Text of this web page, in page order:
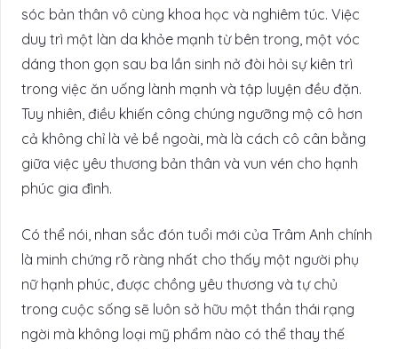
sóc bản thân vô cùng khoa học và nghiêm túc. Việc
duy trì một làn da khỏe mạnh từ bên trong, một vóc
dáng thon gọn sau ba lần sinh nở đòi hỏi sự kiên trì
trong việc ăn uống lành mạnh và tập luyện đều đặn.
Tuy nhiên, điều khiến công chúng ngưỡng mộ cô hơn
cả không chỉ là vẻ bề ngoài, mà là cách cô cân bằng
giữa việc yêu thương bản thân và vun vén cho hạnh
phúc gia đình.
Có thể nói, nhan sắc đón tuổi mới của Trâm Anh chính
là minh chứng rõ ràng nhất cho thấy một người phụ
nữ hạnh phúc, được chồng yêu thương và tự chủ
trong cuộc sống sẽ luôn sở hữu một thần thái rạng
ngời mà không loại mỹ phẩm nào có thể thay thế